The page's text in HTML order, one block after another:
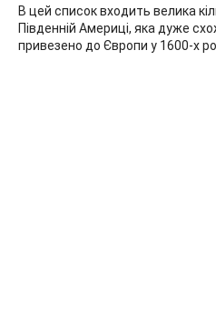
В цей список входить велика
Південній Америці, яка дуже
привезено до Європи у 1600-х